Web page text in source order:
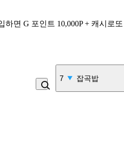
하면 G 포인트 10,000P + 캐시로
7 잡곡밥